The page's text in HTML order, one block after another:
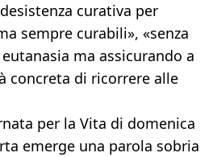
curativa per
sempre curabili», «senza
ma assicurando a
concreta di ricorrere alle
per la Vita di domenica
emerge una parola sobria